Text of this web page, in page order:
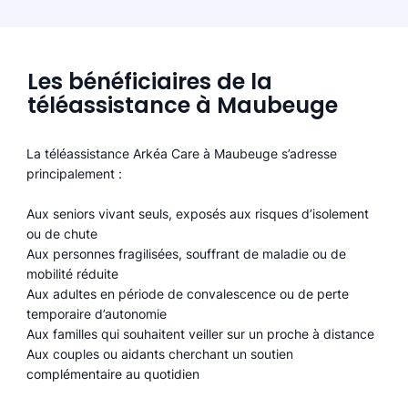
Les bénéficiaires de la
téléassistance à Maubeuge
La téléassistance Arkéa Care à Maubeuge s’adresse
principalement :
Aux seniors vivant seuls, exposés aux risques d’isolement
ou de chute
Aux personnes fragilisées, souffrant de maladie ou de
mobilité réduite
Aux adultes en période de convalescence ou de perte
temporaire d’autonomie
Aux familles qui souhaitent veiller sur un proche à distance
Aux couples ou aidants cherchant un soutien
complémentaire au quotidien